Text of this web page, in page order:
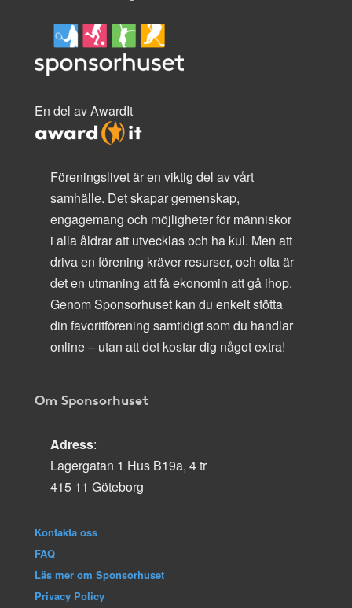
En del av AwardIt
Föreningslivet är en viktig del av vårt
samhälle. Det skapar gemenskap,
engagemang och möjligheter för människor
i alla åldrar att utvecklas och ha kul. Men att
driva en förening kräver resurser, och ofta är
det en utmaning att få ekonomin att gå ihop.
Genom Sponsorhuset kan du enkelt stötta
din favoritförening samtidigt som du handlar
online – utan att det kostar dig något extra!
Om Sponsorhuset
Adress:
Lagergatan 1 Hus B19a, 4 tr
415 11 Göteborg
Kontakta oss
FAQ
Läs mer om Sponsorhuset
Privacy Policy